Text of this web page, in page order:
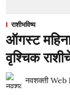
राशीभविष्य
ऑगस्ट
वृश्चिक
नवशक्ती Web